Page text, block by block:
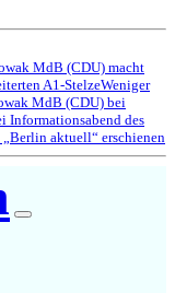
MdB (CDU) macht
A1-StelzeWeniger
MdB (CDU) bei
Informationsabend des
aktuell“ erschienen